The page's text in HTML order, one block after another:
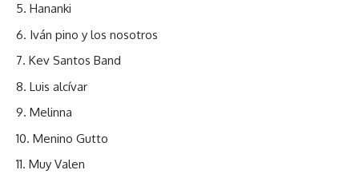
Hananki
Iván pino y los nosotros
Kev Santos Band
Luis alcívar
Melinna
Menino Gutto
Muy Valen